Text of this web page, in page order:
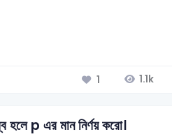
1 1.1k
p এর মান নির্ণয় করো।